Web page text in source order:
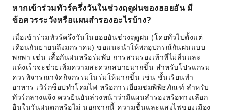
หากเข้าร่วมทัวร์ครึ่งวันในช่วงฤดูฝนของฮอยอัน มี
ข้อควรระวังหรือแผนสำรองอะไรบ้าง?
เมื่อเข้าร่วมทัวร์ครึ่งวันในฮอยอันช่วงฤดูฝน (โดยทั่วไปตั้งแต่
เดือนกันยายนถึงมกราคม) ขอแนะนำให้พกอุปกรณ์กันฝนแบบ
พกพา เช่น เสื้อกันฝนหรือร่มพับ การสวมรองเท้าที่ไม่ลื่นและ
แห้งเร็วจะช่วยเพิ่มความสะดวกสบายมากขึ้น สำหรับโปรแกรม
ควรพิจารณาจัดกิจกรรมในร่มให้มากขึ้น เช่น ชั้นเรียนทำ
อาหาร เวิร์กช็อปทำโคมไฟ หรือการเยี่ยมชมพิพิธภัณฑ์ สำหรับ
ทัวร์กลางแจ้ง ควรยืนยันล่วงหน้าว่ามีแผนสำรองหรือทางเลือก
อื่นในวันฝนตกหรือไม่ นอกจากนี้ ความชื้นและแสงไฟของเมือง